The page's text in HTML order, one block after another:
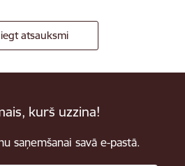
atsauksmi
kurš uzzina!
saņemšanai savā e-pastā.